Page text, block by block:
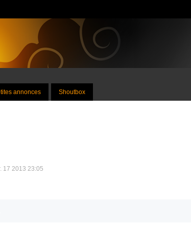
annonces Shoutbox
17 2013 23:05